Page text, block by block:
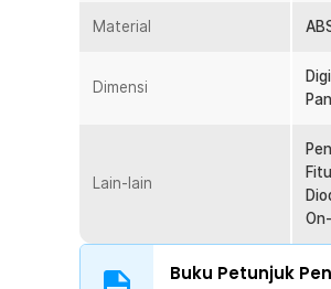
1 x Panduan Penggunaan
Material
Dimensi
Lain-lain
Buku Petunjuk